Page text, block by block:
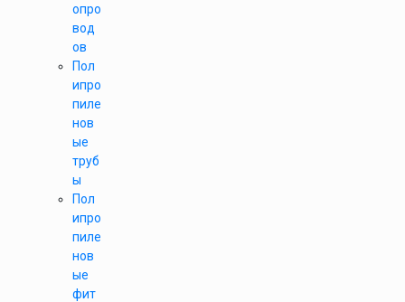
опро
вод
ов
Пол
ипро
пиле
нов
ые
труб
ы
Пол
ипро
пиле
нов
ые
фит